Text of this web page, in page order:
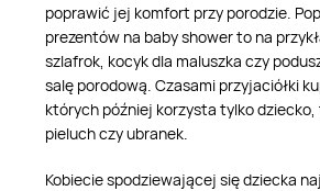
poprawić jej komfort przy porodzie.
prezentów na baby shower to na
szlafrok, kocyk dla maluszka czy
salę porodową. Czasami przyjaciółki
których później korzysta tylko
pieluch czy ubranek.
Kobiecie spodziewającej się dziecka